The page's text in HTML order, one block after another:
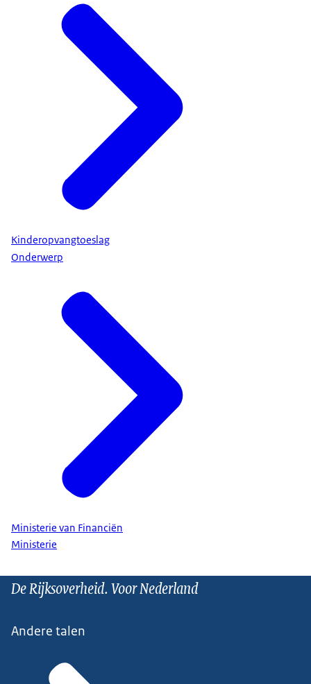
Kinderopvangtoeslag
Onderwerp
Ministerie van Financiën
Ministerie
De Rijksoverheid. Voor Nederland
Andere talen